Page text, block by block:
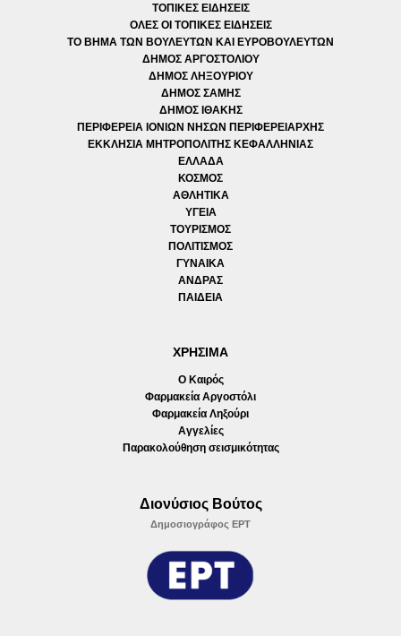
ΤΟΠΙΚΕΣ ΕΙΔΗΣΕΙΣ
ΟΛΕΣ ΟΙ ΤΟΠΙΚΕΣ ΕΙΔΗΣΕΙΣ
ΤΟ ΒΗΜΑ ΤΩΝ ΒΟΥΛΕΥΤΩΝ ΚΑΙ ΕΥΡΟΒΟΥΛΕΥΤΩΝ
ΔΗΜΟΣ ΑΡΓΟΣΤΟΛΙΟΥ
ΔΗΜΟΣ ΛΗΞΟΥΡΙΟΥ
ΔΗΜΟΣ ΣΑΜΗΣ
ΔΗΜΟΣ ΙΘΑΚΗΣ
ΠΕΡΙΦΕΡΕΙΑ ΙΟΝΙΩΝ ΝΗΣΩΝ ΠΕΡΙΦΕΡΕΙΑΡΧΗΣ
ΕΚΚΛΗΣΙΑ ΜΗΤΡΟΠΟΛΙΤΗΣ ΚΕΦΑΛΛΗΝΙΑΣ
ΕΛΛΑΔΑ
ΚΟΣΜΟΣ
ΑΘΛΗΤΙΚΑ
ΥΓΕΙΑ
ΤΟΥΡΙΣΜΟΣ
ΠΟΛΙΤΙΣΜΟΣ
ΓΥΝΑΙΚΑ
ΑΝΔΡΑΣ
ΠΑΙΔΕΙΑ
ΧΡΗΣΙΜΑ
Ο Καιρός
Φαρμακεία Αργοστόλι
Φαρμακεία Ληξούρι
Αγγελίες
Παρακολούθηση σεισμικότητας
Διονύσιος Βούτος
Δημοσιογράφος ΕΡΤ